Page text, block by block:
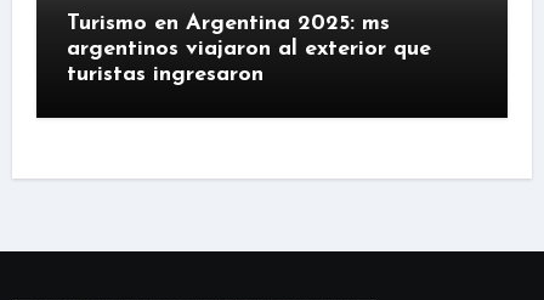
Turismo en Argentina 2025: ms
argentinos viajaron al exterior que
turistas ingresaron